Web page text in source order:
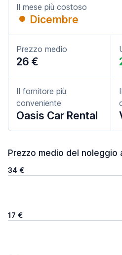
Il mese più costoso
Dicembre
Prezzo medio
26 €
Il fornitore più
conveniente
Oasis Car Rental
Prezzo medio del noleggio
34 €
17 €